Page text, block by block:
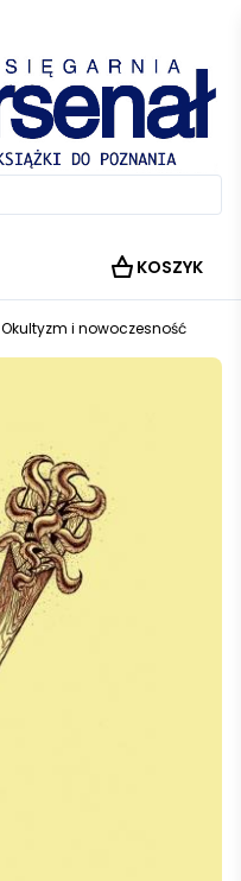
KOSZYK
Okultyzm i nowoczesność